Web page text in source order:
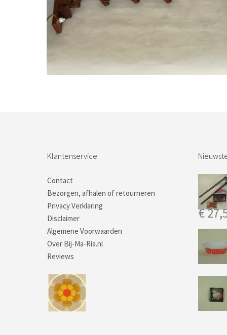
Klantenservice
Contact
Bezorgen, afhalen of retourneren
Privacy Verklaring
Disclaimer
Algemene Voorwaarden
Over Bij-Ma-Ria.nl
Reviews
€